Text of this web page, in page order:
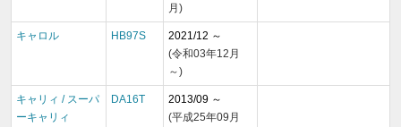
月)
キャロル HB97S
2021/12 ～
(令和03年12月
～)
キャリィ / スーパ
ーキャリィ
DA16T
2013/09 ～
(平成25年09月